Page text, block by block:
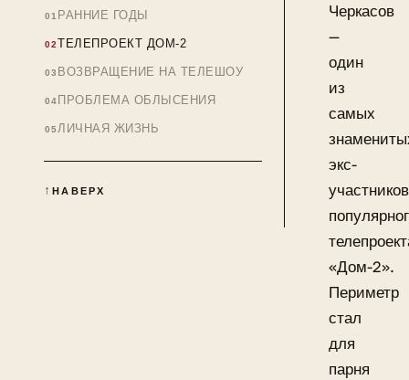
РАННИЕ ГОДЫ
ТЕЛЕПРОЕКТ ДОМ-2
ВОЗВРАЩЕНИЕ НА ТЕЛЕШОУ
ПРОБЛЕМА ОБЛЫСЕНИЯ
ЛИЧНАЯ ЖИЗНЬ
НАВЕРХ
Черкасов
—
один
из
самых
экс-
участников
«Дом-2».
Периметр
стал
для
парня